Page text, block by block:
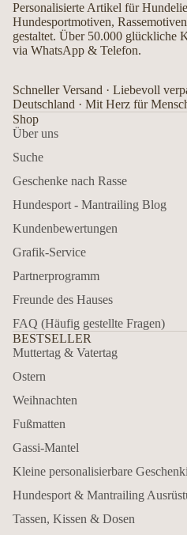
Personalisierte Artikel für
Hundesportmotiven,
gestaltet. Über 50.000 glückliche
via WhatsApp & Telefon.
Schneller Versand · Liebevoll
Deutschland · Mit Herz für
Shop
Über uns
Suche
Geschenke nach Rasse
Hundesport - Mantrailing Blog
Kundenbewertungen
Grafik-Service
Partnerprogramm
Freunde des Hauses
FAQ (Häufig gestellte Fragen)
BESTSELLER
Muttertag & Vatertag
Ostern
Weihnachten
Fußmatten
Gassi-Mantel
Kleine personalisierbare
Hundesport & Mantrailing
Tassen, Kissen & Dosen